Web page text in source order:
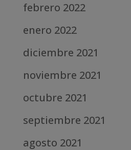
febrero 2022
enero 2022
diciembre 2021
noviembre 2021
octubre 2021
septiembre 2021
agosto 2021